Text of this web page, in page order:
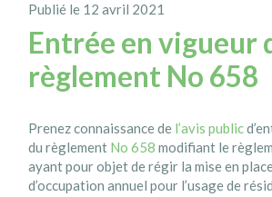
Publié le 12 avril 2021
Entrée en vigueur
règlement No 658
Prenez connaissance de l’avis public
du règlement No 658 modifiant le
ayant pour objet de régir la mise en
d’occupation annuel pour l’usage de